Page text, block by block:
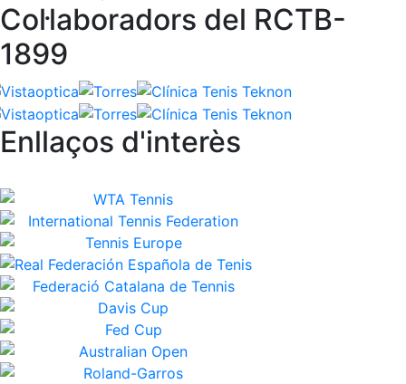
Col·laboradors del RCTB-
1899
Enllaços d'interès